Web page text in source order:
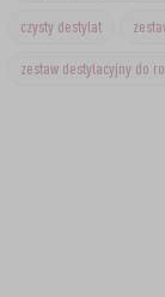
czysty destylat
zestaw destylacyjny do